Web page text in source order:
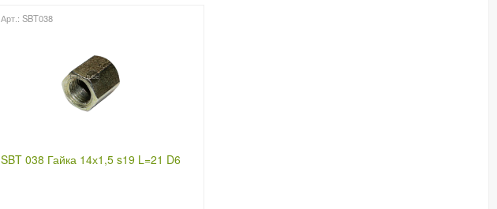
Арт.: SBT038
SBT 038 Гайка 14х1,5 s19 L=21 D6